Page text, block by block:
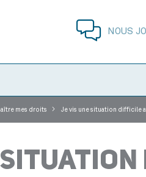
NOUS
mes droits > Je vis une situation difficile